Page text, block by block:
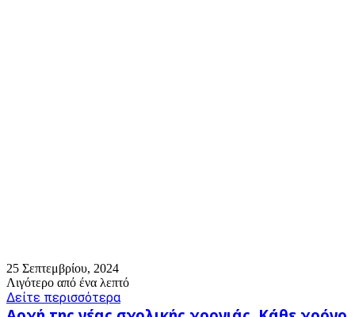
25 Σεπτεμβρίου, 2024
Λιγότερο από ένα λεπτό
Δείτε περισσότερα
Αρχή